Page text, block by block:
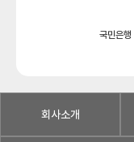
국민은행
회사소개